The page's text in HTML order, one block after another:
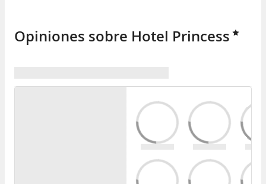
Opiniones sobre Hotel Princess